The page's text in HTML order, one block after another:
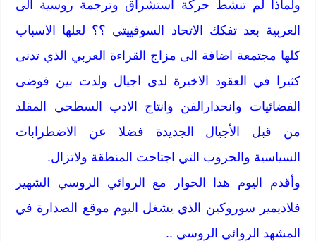
ولماذا لم تنشط حركة استشراق وترجمة روسية الى
العربية بعد تفكك الاتحاد السوفييتي ؟؟ لعلها الاسباب
كلها مجتمعة اضافة الى مزاج القراءة العربي الذي تدنى
كثيرا في العقود الاخيرة لدى اجيال ولدت بين فوضى
الفضائيات وانحدارالفن وانتاج الادب السطحي المقلد
من قبل الأجيال الجديدة فضلا عن الاضطرابات
السياسية والحروب التي اجتاحت المنطقة ولاتزال.
وأقدم اليوم هذا الحوار مع الروائي الروسي الشهير
فلاديمير سوروكين الذي يشغل اليوم موقع الصدارة في
المشهد الروائي الروسي ..